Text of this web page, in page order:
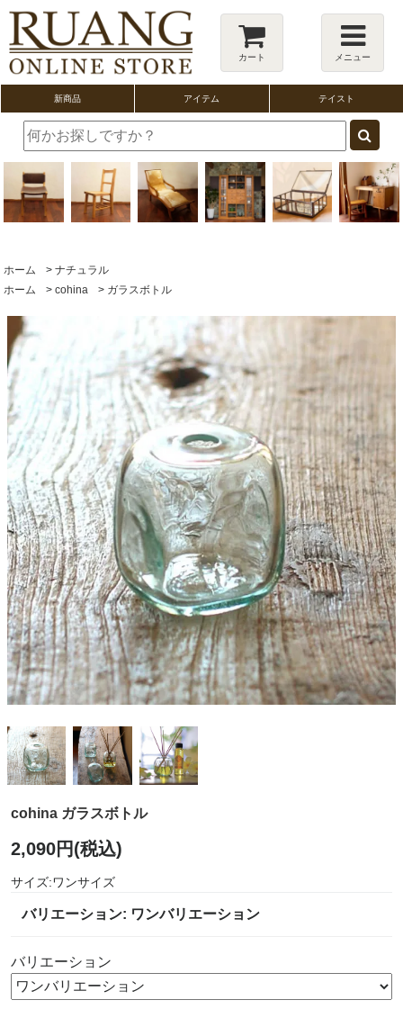
カート メニュー
新商品 アイテム テイスト
ホーム > ナチュラル
ホーム
> cohina > ガラスボトル
cohina ガラスボトル
2,090円(税込)
サイズ:ワンサイズ
バリエーション: ワンバリエーション
バリエーション